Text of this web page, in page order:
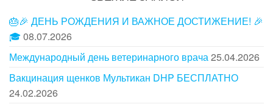
🎂🎉 ДЕНЬ РОЖДЕНИЯ И ВАЖНОЕ ДОСТИЖЕНИЕ! 🎉
🎓08.07.2026
Международный день ветеринарного врача25.04.2026
Вакцинация щенков Мультикан DHP БЕСПЛАТНО
24.02.2026